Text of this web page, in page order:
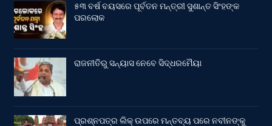
୫୩ ବର୍ଷ ବୟସରେ ପୂର୍ବତନ ମନ୍ତ୍ରୀ ସୁଶାନ୍ତ ସିଂହଙ୍କ
ପରଲୋକ
ରାଜନୀତିରୁ ସନ୍ୟାସ ନେବେ ସିଦ୍ଧରମୈୟା
ପ୍ରଶ୍ନପତ୍ର ଲିକ୍ ଉପରେ ମନ୍ତବ୍ୟ ପରେ ନବୀନଙ୍କୁ